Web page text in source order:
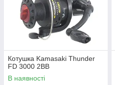
Котушка Kamasaki Thunder
FD 3000 2BB
В наявності